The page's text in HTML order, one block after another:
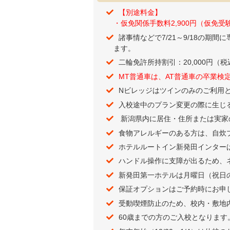
【別途料金】
・仮免関係手数料2,900円（仮免
諸事情などで7/21～9/18の期間
ます。
二輪免許所持割引：20,000円（税
MT普通車は、AT普通車の卒業検
Nビレッジはツインのみのご利用
入校途中のプラン変更の際に生
新潟県内に居住・住所または実
食物アレルギーのある方は、自
ホテルルートイン新発田インタ
ハンドル操作に支障が出るため
新発田第一ホテルは月曜日（祝
保証オプションはご予約時にお
受動喫煙防止のため、校内・敷
60歳までの方のご入校となります